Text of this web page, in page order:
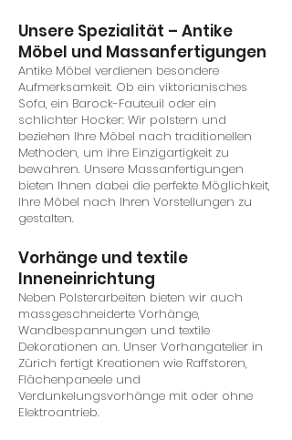
Unsere Spezialität – Antike
Möbel und Massanfertigungen
Antike Möbel verdienen besondere
Aufmerksamkeit. Ob ein viktorianisches
Sofa, ein Barock-Fauteuil oder ein
schlichter Hocker: Wir polstern und
beziehen Ihre Möbel nach traditionellen
Methoden, um ihre Einzigartigkeit zu
bewahren. Unsere Massanfertigungen
bieten Ihnen dabei die perfekte Möglichkeit,
Ihre Möbel nach Ihren Vorstellungen zu
gestalten.
Vorhänge und textile
Inneneinrichtung
Neben Polsterarbeiten bieten wir auch
massgeschneiderte Vorhänge,
Wandbespannungen und textile
Dekorationen an. Unser Vorhangatelier in
Zürich fertigt Kreationen wie Raffstoren,
Flächenpaneele und
Verdunkelungsvorhänge mit oder ohne
Elektroantrieb.